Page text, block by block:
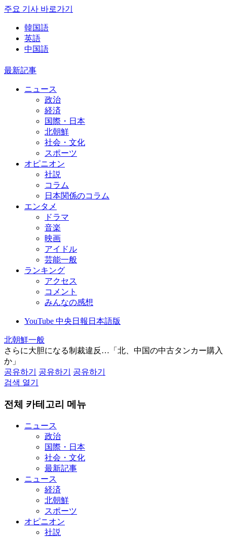
주요 기사 바로가기
韓国語
英語
中国語
最新記事
ニュース
政治
経済
国際・日本
北朝鮮
社会・文化
スポーツ
オピニオン
社説
コラム
日本関係のコラム
エンタメ
ドラマ
音楽
映画
アイドル
芸能一般
ランキング
アクセス
コメント
みんなの感想
YouTube 中央日報日本語版
北朝鮮一般
さらに大胆になる制裁違反…「北、中国の中古タンカー購入
か」
공유하기
공유하기
공유하기
검색 열기
전체 카테고리 메뉴
ニュース
政治
国際・日本
社会・文化
最新記事
ニュース
経済
北朝鮮
スポーツ
オピニオン
社説